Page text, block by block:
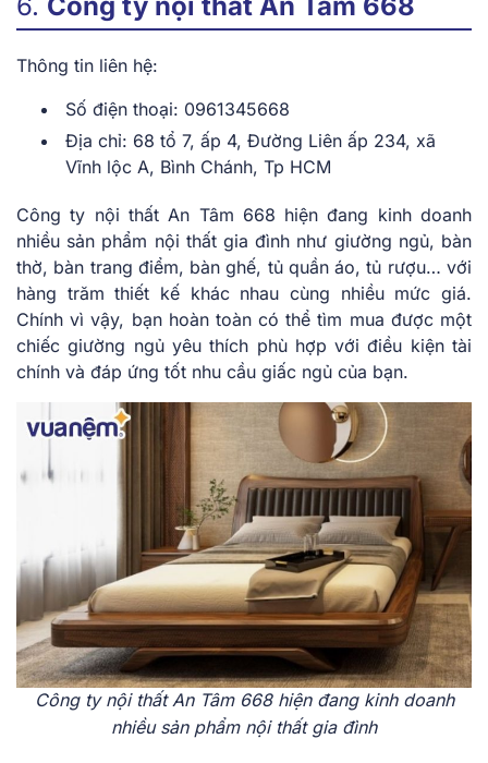
6. Công ty nội thất An Tâm 668
Thông tin liên hệ:
Số điện thoại: 0961345668
Địa chỉ: 68 tổ 7, ấp 4, Đường Liên ấp 234, xã
Vĩnh lộc A, Bình Chánh, Tp HCM
Công ty nội thất An Tâm 668 hiện đang kinh doanh
nhiều sản phẩm nội thất gia đình như giường ngủ, bàn
thờ, bàn trang điểm, bàn ghế, tủ quần áo, tủ rượu… với
hàng trăm thiết kế khác nhau cùng nhiều mức giá.
Chính vì vậy, bạn hoàn toàn có thể tìm mua được một
chiếc giường ngủ yêu thích phù hợp với điều kiện tài
chính và đáp ứng tốt nhu cầu giấc ngủ của bạn.
Công ty nội thất An Tâm 668 hiện đang kinh doanh
nhiều sản phẩm nội thất gia đình